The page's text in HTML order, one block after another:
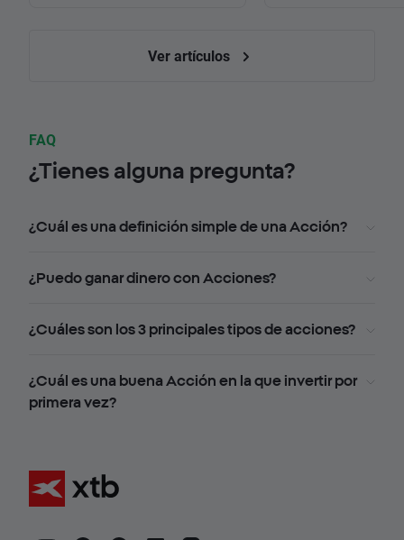
Ver artículos
FAQ
¿Tienes alguna pregunta?
¿Cuál es una definición simple de una Acción?
¿Puedo ganar dinero con Acciones?
¿Cuáles son los 3 principales tipos de acciones?
¿Cuál es una buena Acción en la que invertir por
primera vez?